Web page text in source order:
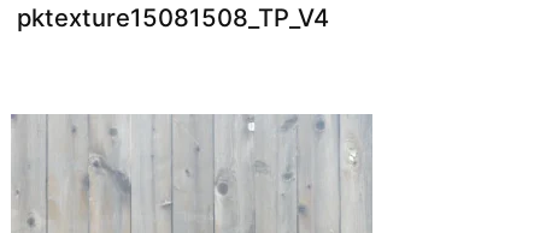
pktexture15081508_TP_V4